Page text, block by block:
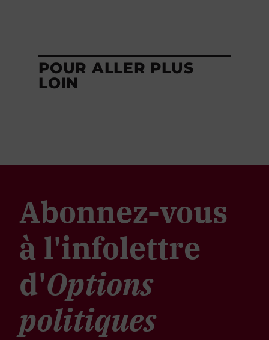
POUR ALLER PLUS
LOIN
Abonnez-vous
à l'infolettre
d'Options
politiques